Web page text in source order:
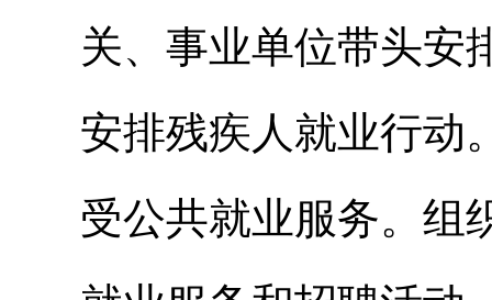
关、事业单位带头安
安排残疾人就业行动
受公共就业服务。组